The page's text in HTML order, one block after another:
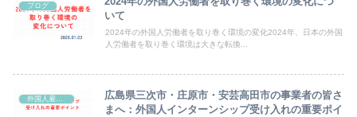
ブログ
いて
2024年の外国人労働者を取り巻く環境の変化2024年、日本の外国
人労働者を取り巻く環境は大きな転換...
外国人雇用支援
広島県三次市・庄原市・安芸高田市の事業者の皆さ
まへ：外国人インターンシップ受け入れの重要ポイ